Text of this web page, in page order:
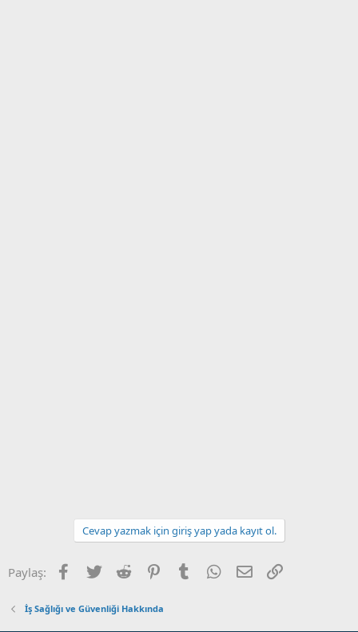
Cevap yazmak için giriş yap yada kayıt ol.
Paylaş: Facebook
Twitter Reddit PinterestTumblr WhatsApp
E-posta
İş Sağlığı ve Güvenliği Hakkında